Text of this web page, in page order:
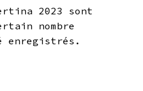
2023 sont
nombre
enregistrés.